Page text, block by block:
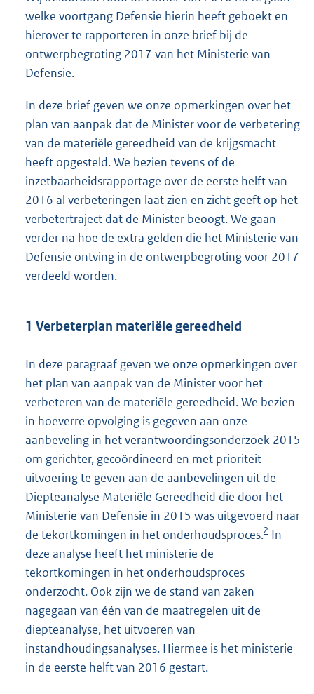
welke voortgang Defensie hierin heeft geboekt en
hierover te rapporteren in onze brief bij de
ontwerpbegroting 2017 van het Ministerie van
Defensie.
In deze brief geven we onze opmerkingen over het
plan van aanpak dat de Minister voor de verbetering
van de materiële gereedheid van de krijgsmacht
heeft opgesteld. We bezien tevens of de
inzetbaarheidsrapportage over de eerste helft van
2016 al verbeteringen laat zien en zicht geeft op het
verbetertraject dat de Minister beoogt. We gaan
verder na hoe de extra gelden die het Ministerie van
Defensie ontving in de ontwerpbegroting voor 2017
verdeeld worden.
1 Verbeterplan materiële gereedheid
In deze paragraaf geven we onze opmerkingen over
het plan van aanpak van de Minister voor het
verbeteren van de materiële gereedheid. We bezien
in hoeverre opvolging is gegeven aan onze
aanbeveling in het verantwoordingsonderzoek 2015
om gerichter, gecoördineerd en met prioriteit
uitvoering te geven aan de aanbevelingen uit de
Diepteanalyse Materiële Gereedheid die door het
Ministerie van Defensie in 2015 was uitgevoerd naar
de tekortkomingen in het onderhoudsproces.2 In
deze analyse heeft het ministerie de
tekortkomingen in het onderhoudsproces
onderzocht. Ook zijn we de stand van zaken
nagegaan van één van de maatregelen uit de
diepteanalyse, het uitvoeren van
instandhoudingsanalyses. Hiermee is het ministerie
in de eerste helft van 2016 gestart.